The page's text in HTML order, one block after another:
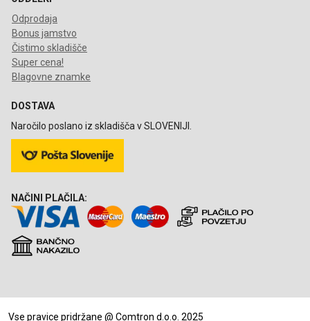
Odprodaja
Bonus jamstvo
Čistimo skladišče
Super cena!
Blagovne znamke
DOSTAVA
Naročilo poslano iz skladišča v SLOVENIJI.
NAČINI PLAČILA:
Vse pravice pridržane @ Comtron d.o.o. 2025